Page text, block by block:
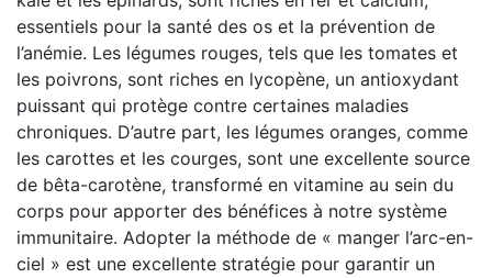
essentiels pour la santé des os et la prévention de
l’anémie. Les légumes rouges, tels que les tomates et
les poivrons, sont riches en lycopène, un antioxydant
puissant qui protège contre certaines maladies
chroniques. D’autre part, les légumes oranges, comme
les carottes et les courges, sont une excellente source
de bêta-carotène, transformé en vitamine au sein du
corps pour apporter des bénéfices à notre système
immunitaire. Adopter la méthode de « manger l’arc-en-
ciel » est une excellente stratégie pour garantir un